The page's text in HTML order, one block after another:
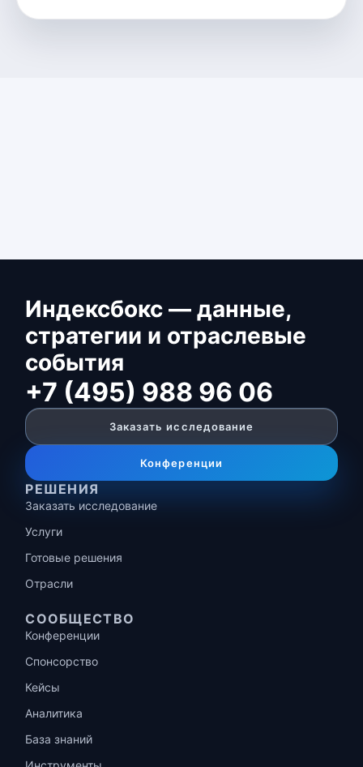
Индексбокс — данные,
стратегии и отраслевые
события
+7 (495) 988 96 06
Заказать исследование
Конференции
РЕШЕНИЯ
Заказать исследование
Услуги
Готовые решения
Отрасли
СООБЩЕСТВО
Конференции
Спонсорство
Кейсы
Аналитика
База знаний